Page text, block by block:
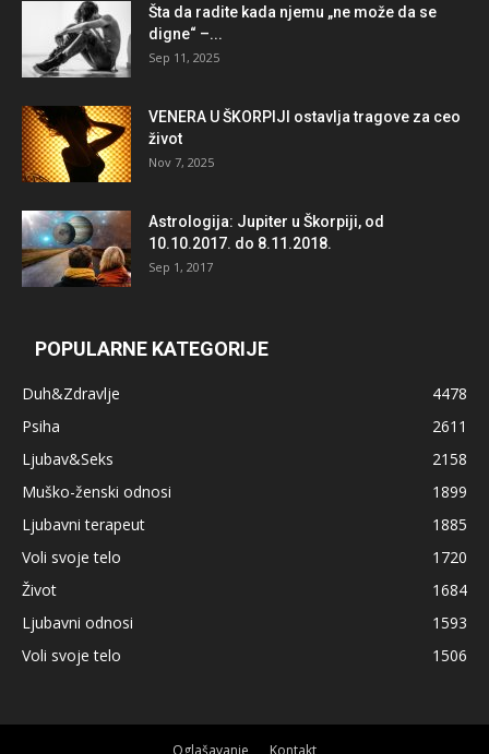
Šta da radite kada njemu „ne može da se
digne“ –...
Sep 11, 2025
VENERA U ŠKORPIJI ostavlja tragove za ceo
život
Nov 7, 2025
Astrologija: Jupiter u Škorpiji, od
10.10.2017. do 8.11.2018.
Sep 1, 2017
POPULARNE KATEGORIJE
Duh&Zdravlje
4478
Psiha
2611
Ljubav&Seks
2158
Muško-ženski odnosi
1899
Ljubavni terapeut
1885
Voli svoje telo
1720
Život
1684
Ljubavni odnosi
1593
Voli svoje telo
1506
Oglašavanje Kontakt